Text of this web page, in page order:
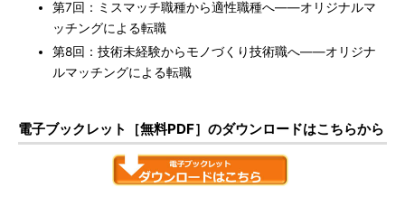
第7回：ミスマッチ職種から適性職種へ――オリジナルマ
ッチングによる転職
第8回：技術未経験からモノづくり技術職へ――オリジナ
ルマッチングによる転職
電子ブックレット［無料PDF］のダウンロードはこちらから